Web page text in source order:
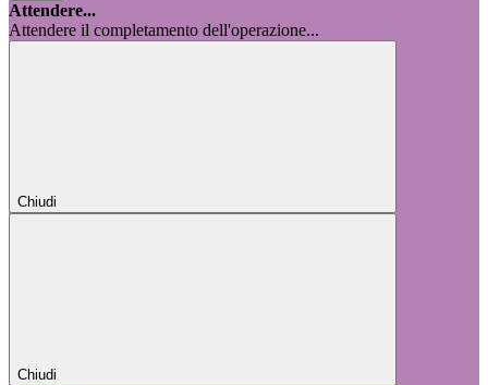
Attendere...
Attendere il completamento dell'operazione...
Chiudi
Chiudi